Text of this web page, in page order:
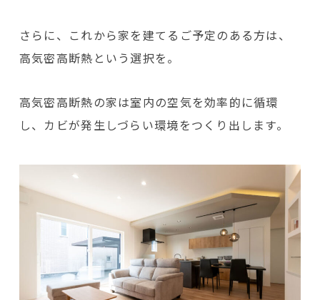
さらに、これから家を建てるご予定のある方は、
高気密高断熱という選択を。
高気密高断熱の家は室内の空気を効率的に循環
し、カビが発生しづらい環境をつくり出します。